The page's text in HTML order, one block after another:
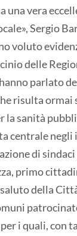
una vera
Sergio
voluto
delle
parlato
risulta ormai
la sanità
centrale negli
di
primo
della
i quali, con